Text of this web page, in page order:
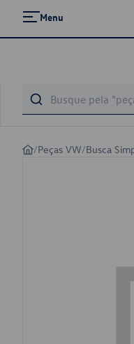
Menu
/Peças VW/Busca